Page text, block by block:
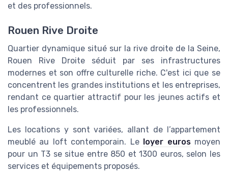
et des professionnels.
Rouen Rive Droite
Quartier dynamique situé sur la rive droite de la Seine,
Rouen Rive Droite séduit par ses infrastructures
modernes et son offre culturelle riche. C'est ici que se
concentrent les grandes institutions et les entreprises,
rendant ce quartier attractif pour les jeunes actifs et
les professionnels.
Les locations y sont variées, allant de l’appartement
meublé au loft contemporain. Le loyer eurosmoyen
pour un T3 se situe entre 850 et 1300 euros, selon les
services et équipements proposés.